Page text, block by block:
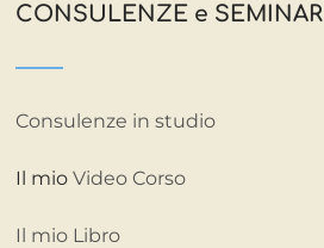
CONSULENZE e SEMINARI
Consulenze in studio
Il mioVideo Corso
Il mio Libro